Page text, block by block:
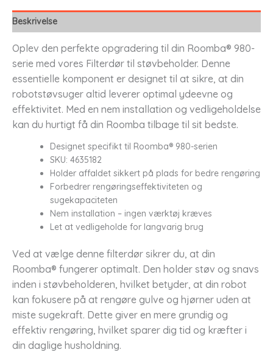
Beskrivelse
Oplev den perfekte opgradering til din Roomba® 980-
serie med vores Filterdør til støvbeholder. Denne
essentielle komponent er designet til at sikre, at din
robotstøvsuger altid leverer optimal ydeevne og
effektivitet. Med en nem installation og vedligeholdelse
kan du hurtigt få din Roomba tilbage til sit bedste.
Designet specifikt til Roomba® 980-serien
SKU: 4635182
Holder affaldet sikkert på plads for bedre rengøring
Forbedrer rengøringseffektiviteten og
sugekapaciteten
Nem installation – ingen værktøj kræves
Let at vedligeholde for langvarig brug
Ved at vælge denne filterdør sikrer du, at din
Roomba® fungerer optimalt. Den holder støv og snavs
inden i støvbeholderen, hvilket betyder, at din robot
kan fokusere på at rengøre gulve og hjørner uden at
miste sugekraft. Dette giver en mere grundig og
effektiv rengøring, hvilket sparer dig tid og kræfter i
din daglige husholdning.